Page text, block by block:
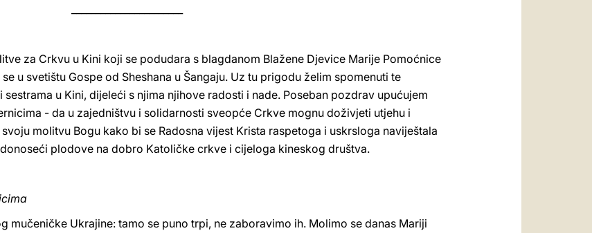
za Crkvu u Kini koji se podudara s blagdanom Blažene Djevice Marije Pomoćnice
u svetištu Gospe od Sheshana u Šangaju. Uz tu prigodu želim spomenuti te
u Kini, dijeleći s njima njihove radosti i nade. Poseban pozdrav upućujem
- da u zajedništvu i solidarnosti sveopće Crkve mognu doživjeti utjehu i
molitvu Bogu kako bi se Radosna vijest Krista raspetoga i uskrsloga naviještala
plodove na dobro Katoličke crkve i cijeloga kineskog društva.
mučeničke Ukrajine: tamo se puno trpi, ne zaboravimo ih. Molimo se danas Mariji